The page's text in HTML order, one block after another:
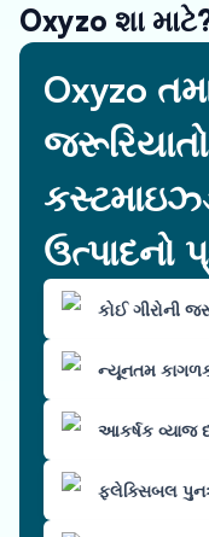
Oxyzo શા
Oxyzo
ઉત્પાદનો
કોઈ ગીરોની
ન્યૂનતમ
આકર્ષક વ્યાજ
ફ્લેક્સિબલ